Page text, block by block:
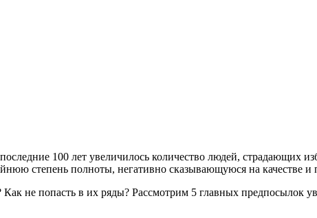
100 лет увеличилось количество людей, страдающих
степень полноты, негативно сказывающуюся на качестве и
не попасть в их ряды? Рассмотрим 5 главных предпосылок